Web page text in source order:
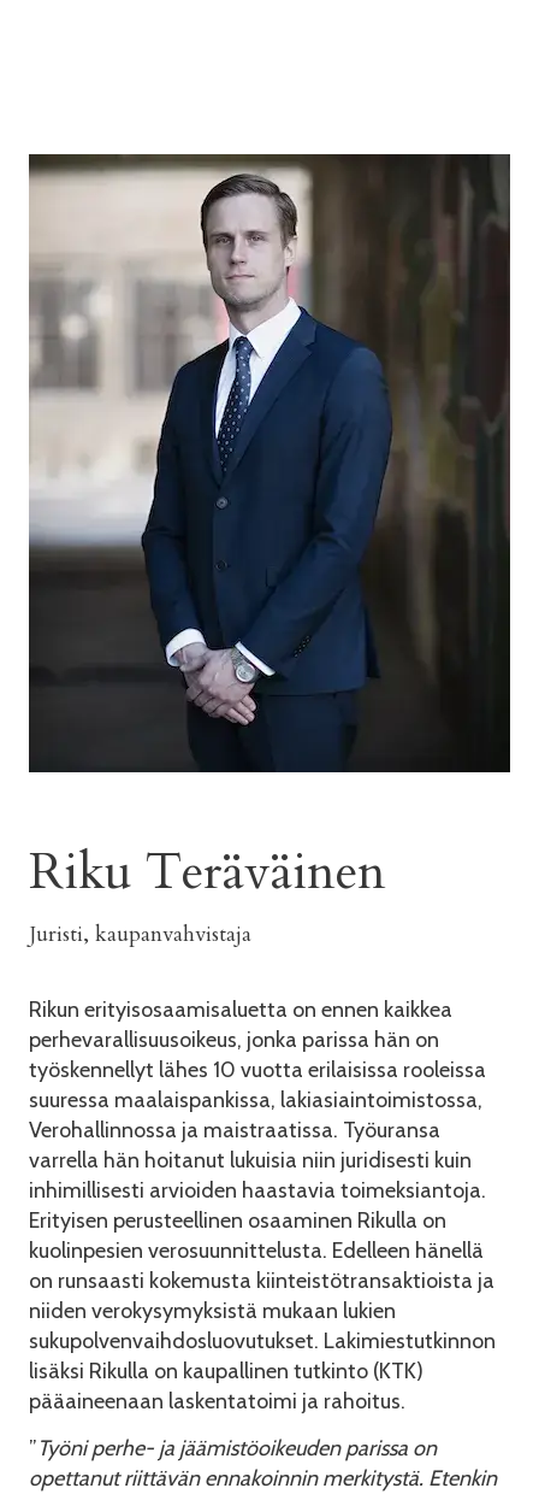
Riku Teräväinen
Juristi, kaupanvahvistaja
Rikun erityisosaamisaluetta on ennen kaikkea
perhevarallisuusoikeus, jonka parissa hän on
työskennellyt lähes 10 vuotta erilaisissa rooleissa
suuressa maalaispankissa, lakiasiaintoimistossa,
Verohallinnossa ja maistraatissa. Työuransa
varrella hän hoitanut lukuisia niin juridisesti kuin
inhimillisesti arvioiden haastavia toimeksiantoja.
Erityisen perusteellinen osaaminen Rikulla on
kuolinpesien verosuunnittelusta. Edelleen hänellä
on runsaasti kokemusta kiinteistötransaktioista ja
niiden verokysymyksistä mukaan lukien
sukupolvenvaihdosluovutukset. Lakimiestutkinnon
lisäksi Rikulla on kaupallinen tutkinto (KTK)
pääaineenaan laskentatoimi ja rahoitus.
”Työni perhe- ja jäämistöoikeuden parissa on
opettanut riittävän ennakoinnin merkitystä. Etenkin